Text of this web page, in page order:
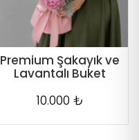
Premium Şakayık ve
Lavantalı Buket
10.000 ₺